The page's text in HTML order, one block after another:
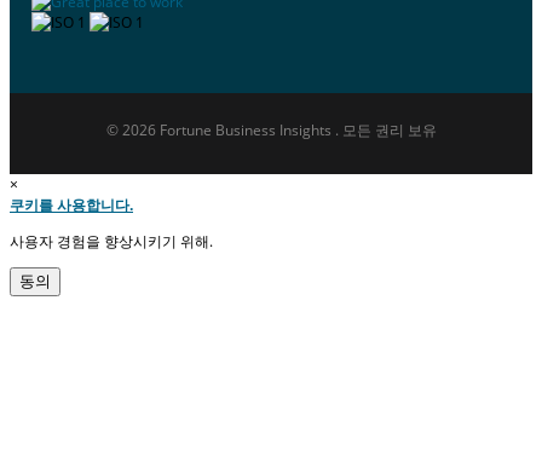
© 2026 Fortune Business Insights . 모든 권리 보유
×
쿠키를 사용합니다.
사용자 경험을 향상시키기 위해.
동의